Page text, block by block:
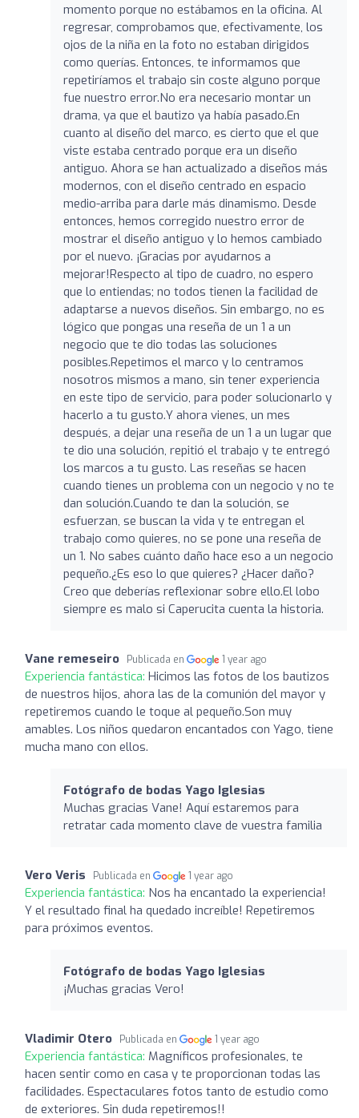
momento porque no estábamos en la oficina. Al
regresar, comprobamos que, efectivamente, los
ojos de la niña en la foto no estaban dirigidos
como querías. Entonces, te informamos que
repetiríamos el trabajo sin coste alguno porque
fue nuestro error.No era necesario montar un
drama, ya que el bautizo ya había pasado.En
cuanto al diseño del marco, es cierto que el que
viste estaba centrado porque era un diseño
antiguo. Ahora se han actualizado a diseños más
modernos, con el diseño centrado en espacio
medio-arriba para darle más dinamismo. Desde
entonces, hemos corregido nuestro error de
mostrar el diseño antiguo y lo hemos cambiado
por el nuevo. ¡Gracias por ayudarnos a
mejorar!Respecto al tipo de cuadro, no espero
que lo entiendas; no todos tienen la facilidad de
adaptarse a nuevos diseños. Sin embargo, no es
lógico que pongas una reseña de un 1 a un
negocio que te dio todas las soluciones
posibles.Repetimos el marco y lo centramos
nosotros mismos a mano, sin tener experiencia
en este tipo de servicio, para poder solucionarlo y
hacerlo a tu gusto.Y ahora vienes, un mes
después, a dejar una reseña de un 1 a un lugar que
te dio una solución, repitió el trabajo y te entregó
los marcos a tu gusto. Las reseñas se hacen
cuando tienes un problema con un negocio y no te
dan solución.Cuando te dan la solución, se
esfuerzan, se buscan la vida y te entregan el
trabajo como quieres, no se pone una reseña de
un 1. No sabes cuánto daño hace eso a un negocio
pequeño.¿Es eso lo que quieres? ¿Hacer daño?
Creo que deberías reflexionar sobre ello.El lobo
siempre es malo si Caperucita cuenta la historia.
Vane remeseiro Publicada en 1 year ago
Experiencia fantástica: Hicimos las fotos de los bautizos
de nuestros hijos, ahora las de la comunión del mayor y
repetiremos cuando le toque al pequeño.Son muy
amables. Los niños quedaron encantados con Yago, tiene
mucha mano con ellos.
Fotógrafo de bodas Yago Iglesias
Muchas gracias Vane! Aquí estaremos para
retratar cada momento clave de vuestra familia
Vero Veris Publicada en 1 year ago
Experiencia fantástica: Nos ha encantado la experiencia!
Y el resultado final ha quedado increíble! Repetiremos
para próximos eventos.
Fotógrafo de bodas Yago Iglesias
¡Muchas gracias Vero!
Vladimir Otero Publicada en 1 year ago
Experiencia fantástica: Magníficos profesionales, te
hacen sentir como en casa y te proporcionan todas las
facilidades. Espectaculares fotos tanto de estudio como
de exteriores. Sin duda repetiremos!!